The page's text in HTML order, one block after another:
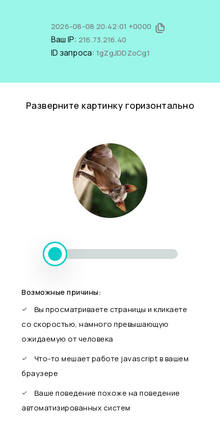
2026-08-08 20:42:01 +0000
Ваш IP: 216.73.216.40
ID запроса: 1gZgJDDZoCg1
Разверните картинку горизонтально
Возможные причины:
Вы просматриваете страницы и кликаете
со скоростью, намного превышающую
ожидаемую от человека
Что-то мешает работе javascript в вашем
браузере
Ваше поведение похоже на поведение
автоматизированных систем